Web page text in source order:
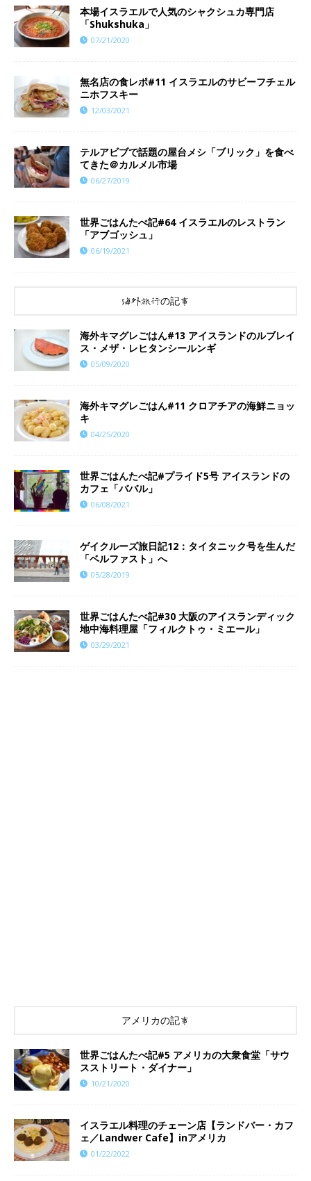
本場イスラエルで人気のシャクシュカ専門店
「Shukshuka」
07/21/2020
無名店の食レポ#11 イスラエルのサビーフチェル
ニホフスキー
12/03/2021
テルアビブで話題の屋台メシ「ブリック」を食べ
てきた＠カルメル市場
06/27/2019
世界ごはんたべ記#64 イスラエルのレストラン
「アブゴッシュ」
06/19/2021
海外旅行の記事
海外キマグレごはん#13 アイスランドのルブレイ
ス・メザ・レヒタンシールンギ
05/09/2020
海外キマグレごはん#11 クロアチアの海鮮ニョッ
キ
04/25/2020
世界ごはんたべ記#プライド5号 アイスランドの
カフェ「ババル」
06/08/2021
ゲイクルーズ旅日記12：タイタニック号を生んだ
「ベルファスト」へ
05/28/2019
世界ごはんたべ記#30 大阪のアイスランディック
地中海料理屋「フィルクトゥ・ミエール」
03/29/2021
アメリカの記事
世界ごはんたべ記#5 アメリカの大衆食堂「サウ
スストリート・ダイナー」
10/21/2020
イスラエル料理のチェーン店【ランドバー・カフ
ェ／Landwer Cafe】inアメリカ
01/22/2022